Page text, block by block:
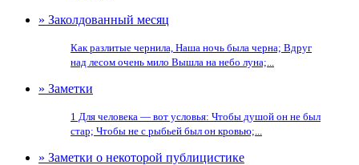
» Заколдованный месяц
Как разлитые чернила, Наша ночь была черна; Вдруг
над лесом очень мило Вышла на небо луна;...
» Заметки
1 Для человека — вот условья: Чтобы душой он не был
стар; Чтобы не с рыбьей был он кровью;...
» Заметки о некоторой публицистике